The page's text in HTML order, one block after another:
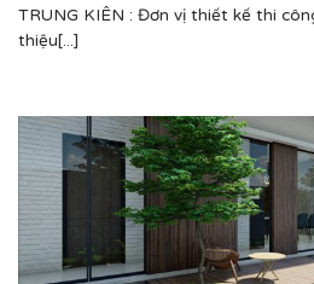
TRUNG KIÊN : Đơn vị thiết kế thi
thiệu[...]